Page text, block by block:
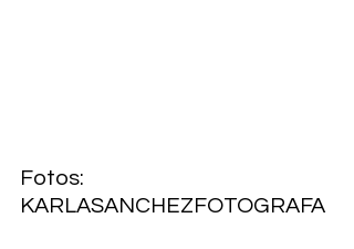
Fotos:
KARLASANCHEZFOTOGRAFA